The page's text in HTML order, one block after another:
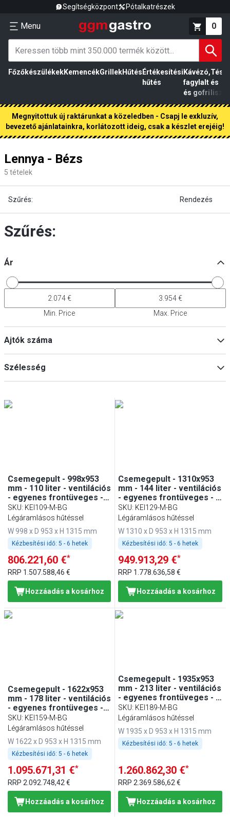
Segítségközpont Pótalkatrészek
Menu 0
FőzőkészülékekKemencékGrillekHűtés Értékesítési
hűtés
Kávézó,
fagylalt
és gofri
és
liszt
Megnyitottuk új raktárunkat a közeledben - Csapj le exkluzív,
bevezető ajánlatainkra, korlátozott ideig, csak a készlet erejéig!
Lennya - Bézs
5 tételek
Szűrés: Rendezés
Szűrés:
Ár
Min. Price Max. Price
Ajtók száma
1(1)
Szélesség
Csemegepult - 998x953
mm - 110 liter - ventilációs
- egyenes frontüveges - 1
ajtóval - 1 polccal - bézs
SKU: KEI109-M-BG
Légáramlásos hűtéssel
W 998 x D 953 x H 1315 mm
Kézbesítési idő: 5 - 6 hetek
806.221,60 €*
RRP 1.507.588,46 €
Hozzáadás a kosárhoz
Csemegepult - 1310x953
mm - 144 liter - ventilációs
- egyenes frontüveges - 2
ajtóval - 1 polccal - bézs
SKU: KEI129-M-BG
Légáramlásos hűtéssel
W 1310 x D 953 x H 1315 mm
Kézbesítési idő: 5 - 6 hetek
949.913,29 €*
RRP 1.778.636,58 €
Hozzáadás a kosárhoz
Csemegepult - 1622x953
mm - 178 liter - ventilációs
- egyenes frontüveges - 2
ajtóval - 1 polccal - bézs
SKU: KEI159-M-BG
Légáramlásos hűtéssel
W 1622 x D 953 x H 1315 mm
Kézbesítési idő: 5 - 6 hetek
1.095.671,31 €*
RRP 2.092.748,42 €
Hozzáadás a kosárhoz
Csemegepult - 1935x953
mm - 213 liter - ventilációs
- egyenes frontüveges - 1
polccal - bézs
SKU: KEI189-M-BG
Légáramlásos hűtéssel
W 1935 x D 953 x H 1315 mm
Kézbesítési idő: 5 - 6 hetek
1.260.862,30 €*
RRP2.369.586,62 €
Hozzáadás a kosárhoz